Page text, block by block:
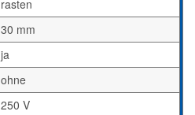
rasten
30 mm
ja
ohne
250 V